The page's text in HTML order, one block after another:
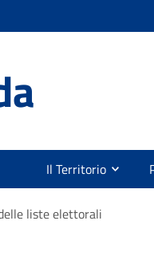
Il Territorio
liste elettorali